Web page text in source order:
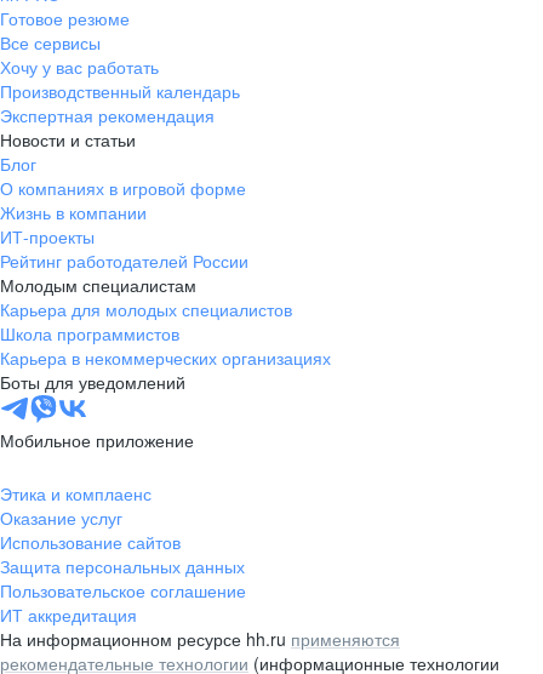
Готовое резюме
Все сервисы
Хочу у вас работать
Производственный календарь
Экспертная рекомендация
Новости и статьи
Блог
О компаниях в игровой форме
Жизнь в компании
ИТ-проекты
Рейтинг работодателей России
Молодым специалистам
Карьера для молодых специалистов
Школа программистов
Карьера в некоммерческих организациях
Боты для уведомлений
Мобильное приложение
Этика и комплаенс
Оказание услуг
Использование сайтов
Защита персональных данных
Пользовательское соглашение
ИТ аккредитация
На информационном ресурсе hh.ru применяются
рекомендательные технологии (информационные технологии